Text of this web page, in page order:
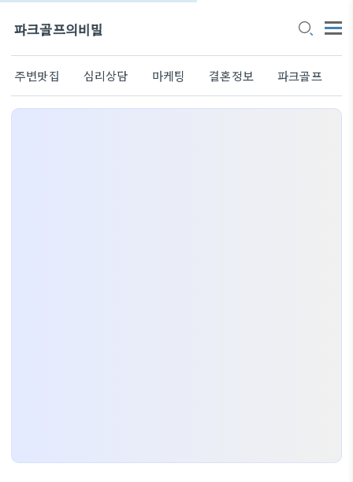
파크골프의비밀
주변맛집 심리상담 마케팅 결혼정보 파크골프